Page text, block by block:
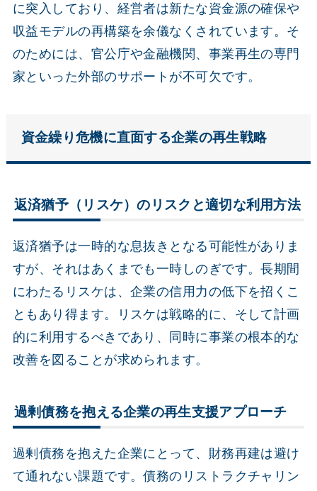
に突入しており、経営者は新たな資金源の確保や
収益モデルの再構築を余儀なくされています。そ
のためには、官公庁や金融機関、事業再生の専門
家といった外部のサポートが不可欠です。
資金繰り危機に直面する企業の再生戦略
返済猶予（リスケ）のリスクと適切な利用方法
返済猶予は一時的な息抜きとなる可能性がありま
すが、それはあくまでも一時しのぎです。長期間
にわたるリスケは、企業の信用力の低下を招くこ
ともあり得ます。リスケは戦略的に、そして計画
的に利用するべきであり、同時に事業の根本的な
改善を図ることが求められます。
過剰債務を抱える企業の再生支援アプローチ
過剰債務を抱えた企業にとって、財務再建は避け
て通れない課題です。債務のリストラクチャリン